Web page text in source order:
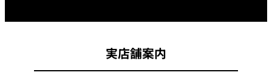
実店舗案内